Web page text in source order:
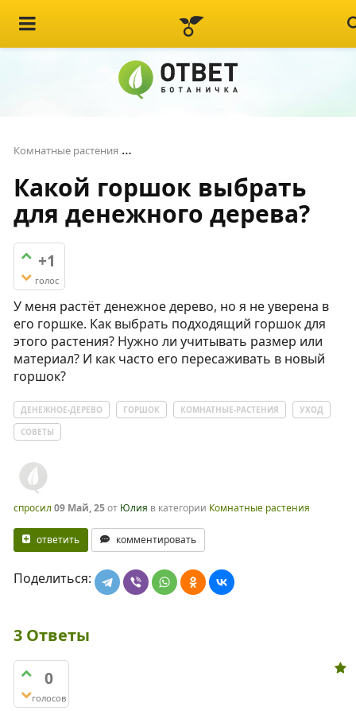
Комнатные растения
Какой горшок выбрать
для денежного дерева?
+1
голос
У меня растёт денежное дерево, но я не уверена в
его горшке. Как выбрать подходящий горшок для
этого растения? Нужно ли учитывать размер или
материал? И как часто его пересаживать в новый
горшок?
ДЕНЕЖНОЕ-ДЕРЕВО ГОРШОК КОМНАТНЫЕ-РАСТЕНИЯ
УХОД
СОВЕТЫ
спросил 09 Май, 25от Юлия в категории Комнатные растения
ответить комментировать
Поделиться:
3 Ответы
0
голосов